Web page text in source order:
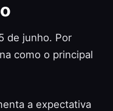
de junho. Por
como o principal
a expectativa